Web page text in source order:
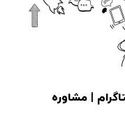
| مشاوره